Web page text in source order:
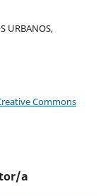
URBANOS,
Commons
a